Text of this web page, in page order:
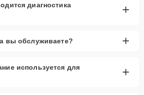
диагностика
+
вы обслуживаете? +
используется для
+